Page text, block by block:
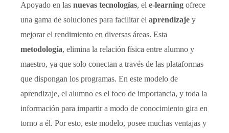
Apoyado en las nuevas tecnologías, el e-learning ofrece
una gama de soluciones para facilitar el aprendizaje y
mejorar el rendimiento en diversas áreas. Esta
metodología, elimina la relación física entre alumno y
maestro, ya que solo conectan a través de las plataformas
que dispongan los programas. En este modelo de
aprendizaje, el alumno es el foco de importancia, y toda la
información para impartir a modo de conocimiento gira en
torno a él. Por esto, este modelo, posee muchas ventajas y